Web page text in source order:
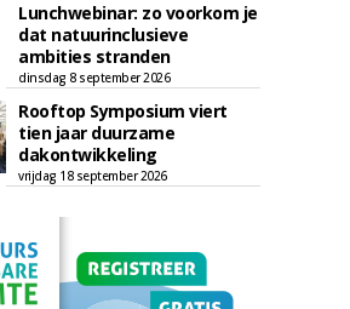
Lunchwebinar: zo voorkom je
dat natuurinclusieve
ambities stranden
dinsdag 8 september 2026
Rooftop Symposium viert
tien jaar duurzame
dakontwikkeling
vrijdag 18 september 2026